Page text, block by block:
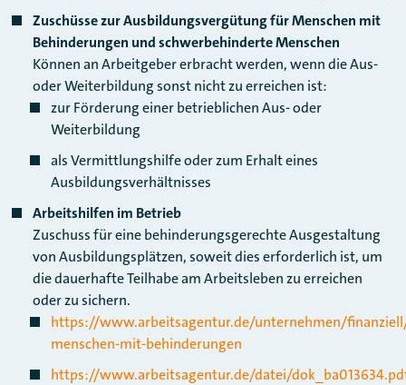
Zuschüsse zur Ausbildungsvergütung für Menschen mit
Behinderungen und schwerbehinderte Menschen
​​​​​​​Können an Arbeitgeber erbracht werden, wenn die Aus-
oder Weiterbildung sonst nicht zu erreichen ist:
zur Förderung einer betrieblichen Aus- oder
Weiterbildung
als Vermittlungshilfe oder zum Erhalt eines
Ausbildungsverhältnisses
Arbeitshilfen im Betrieb
​​​​​​​Zuschuss für eine behinderungsgerechte Ausgestaltung
von Ausbildungsplätzen, soweit dies erforderlich ist, um
die dauerhafte Teilhabe am Arbeitsleben zu erreichen
oder zu sichern.
https://www.arbeitsagentur.de/unternehmen/
menschen-mit-behinderungen
https://www.arbeitsagentur.de/datei/